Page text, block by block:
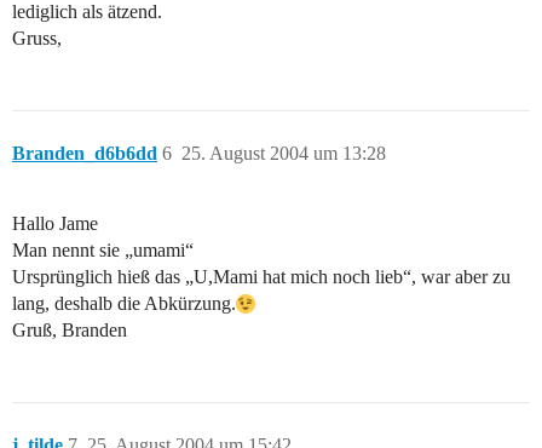
lediglich als ätzend.
Gruss,
Branden_d6b6dd 25. August 2004 um 13:28
6
Hallo Jame
Man nennt sie „umami“
Ursprünglich hieß das „U,Mami hat mich noch lieb“, war aber zu
lang, deshalb die Abkürzung.
Gruß, Branden